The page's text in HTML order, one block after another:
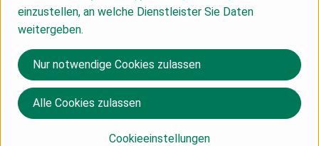
Hersteller: Lenz Naturpflege
Deutschland
einzustellen, an welche Dienstleister Sie Daten
weitergeben.
Cookieeinstellungen
Nur notwendige Cookies zulassen
Alle Cookies zulassen